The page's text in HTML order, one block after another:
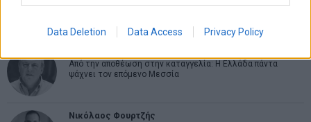
Data Deletion Data Access Privacy Policy
Από την αποθέωση στην καταγγελία: Η Ελλάδα πάντα
ψάχνει τον επόμενο Μεσσία
Νικόλαος Φουρτζής